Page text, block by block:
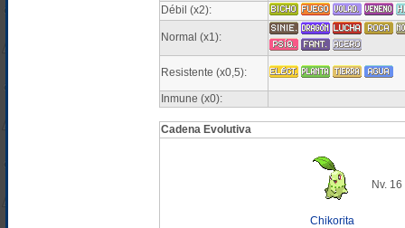
Débil (x2):
Normal (x1):
Resistente (x0,5):
Inmune (x0):
Cadena Evolutiva
Chikorita
Nv. 16